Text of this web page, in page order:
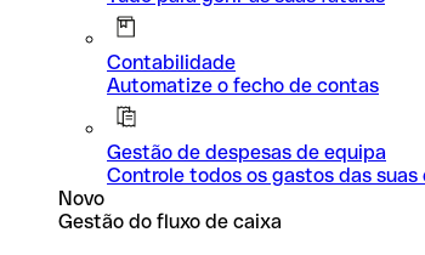
Contabilidade
Automatize o fecho de contas
Gestão de despesas de equipa
Controle todos os gastos das suas
Novo
Gestão do fluxo de caixa